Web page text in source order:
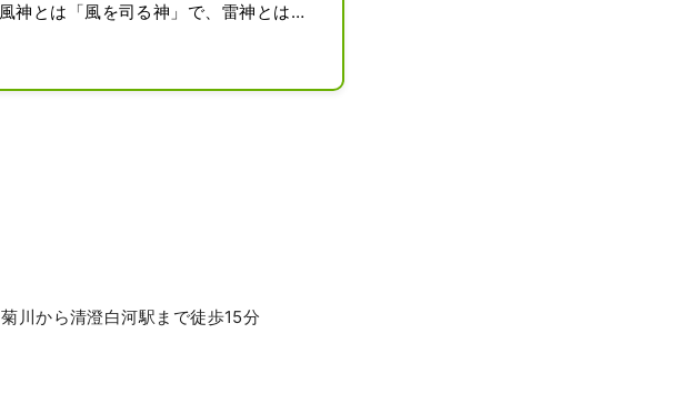
神とは「風を司る神」で、雷神とは
地方で採れた竹で骨組みを作り、その
川から清澄白河駅まで徒歩15分